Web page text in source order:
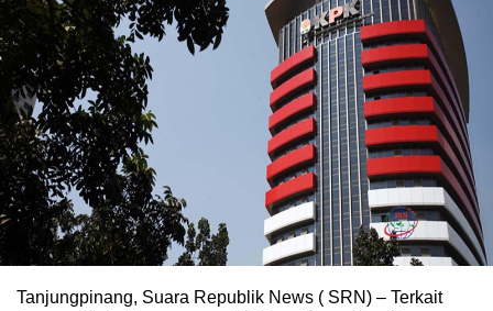
Tanjungpinang, Suara Republik News ( SRN) – Terkait